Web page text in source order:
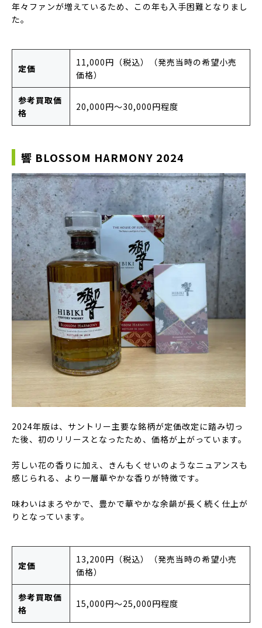
年々ファンが増えているため、この年も入手困難となりまし
た。
定価
11,000円（税込）（発売当時の希望小売
価格）
参考買取価
格
20,000円〜30,000円程度
響 BLOSSOM HARMONY 2024
2024年版は、サントリー主要な銘柄が定価改定に踏み切っ
た後、初のリリースとなったため、価格が上がっています。
芳しい花の香りに加え、きんもくせいのようなニュアンスも
感じられる、より一層華やかな香りが特徴です。
味わいはまろやかで、豊かで華やかな余韻が長く続く仕上が
りとなっています。
定価
13,200円（税込）（発売当時の希望小売
価格）
参考買取価
格
15,000円〜25,000円程度